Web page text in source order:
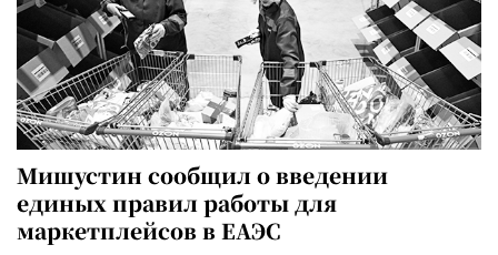
Мишустин сообщил о введении
единых правил работы для
маркетплейсов в ЕАЭС